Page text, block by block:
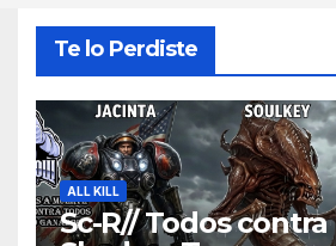
Te lo Perdiste
ALL KILL
Sc-R// Todos contra